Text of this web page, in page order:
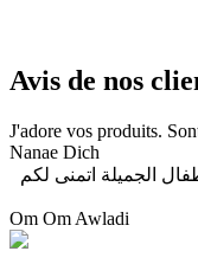
Avis de nos
J'adore vos produits.
Nanae Dich
الجميلة اتمنى لكم
Om Om Awladi